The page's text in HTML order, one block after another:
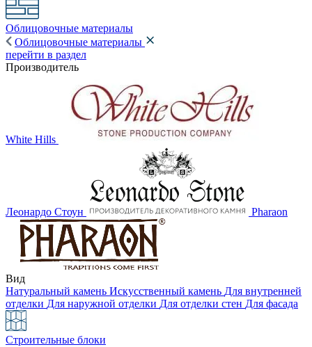
Облицовочные материалы
Облицовочные материалы
перейти в раздел
Производитель
White Hills
Леонардо Стоун Pharaon
Вид
Натуральный камень Искусственный камень Для внутренней
отделки Для наружной отделки Для отделки стен Для фасада
Строительные блоки